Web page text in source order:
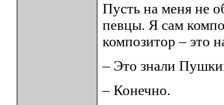
Пусть на меня не
певцы. Я сам
композитор – это
– Это знали
– Конечно.